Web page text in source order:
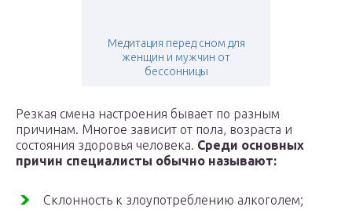
Медитация перед сном для
женщин и мужчин от
бессонницы
Резкая смена настроения бывает по разным
причинам. Многое зависит от пола, возраста и
состояния здоровья человека. Среди основных
причин специалисты обычно называют:
Склонность к злоупотреблению алкоголем;